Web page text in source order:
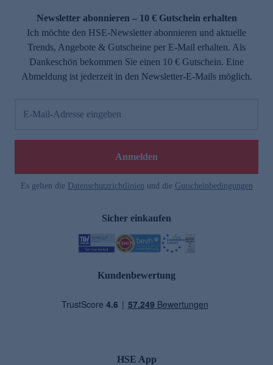
Newsletter abonnieren – 10 € Gutschein erhalten
Ich möchte den HSE-Newsletter abonnieren und aktuelle
Trends, Angebote & Gutscheine per E-Mail erhalten. Als
Dankeschön bekommen Sie einen 10 € Gutschein. Eine
Abmeldung ist jederzeit in den Newsletter-E-Mails möglich.
E-Mail-Adresse eingeben
Anmelden
Es gelten die Datenschutzrichtlinien und die Gutscheinbedingungen
Sicher einkaufen
Kundenbewertung
HSE App